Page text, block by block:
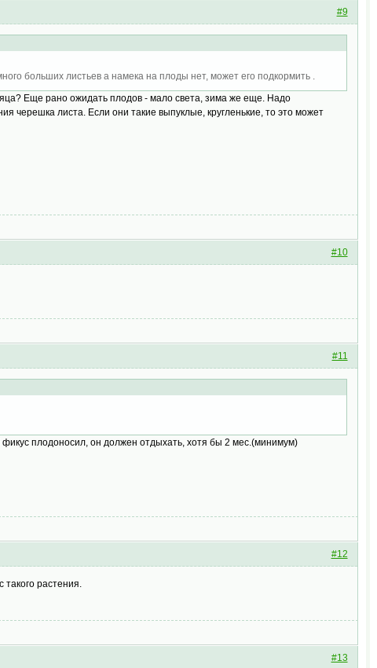
#9
больших листьев а намека на плоды нет, может его подкормить .
Еще рано ожидать плодов - мало света, зима же еще. Надо
черешка листа. Если они такие выпуклые, кругленькие, то это может
#10
#11
плодоносил, он должен отдыхать, хотя бы 2 мес.(минимум)
#12
растения.
#13